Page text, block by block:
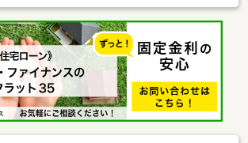
歩約14分◆内覧可能です。お気軽にお問い合